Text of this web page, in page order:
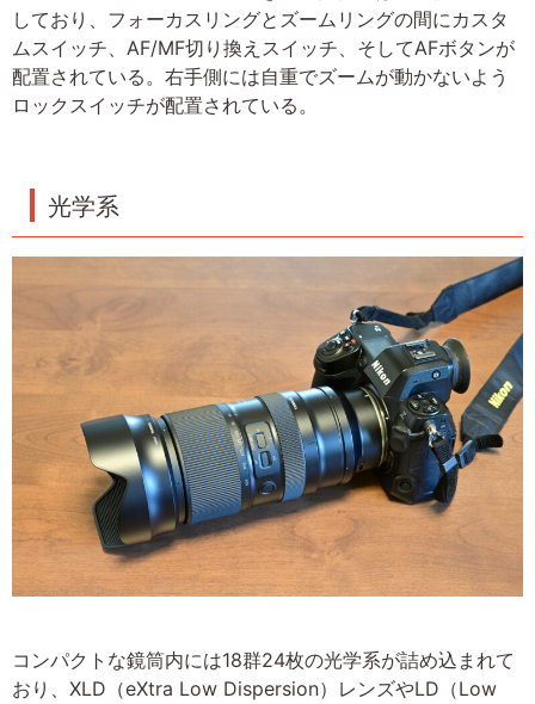
しており、フォーカスリングとズームリングの間にカスタ
ムスイッチ、AF/MF切り換えスイッチ、そしてAFボタンが
配置されている。右手側には自重でズームが動かないよう
ロックスイッチが配置されている。
光学系
コンパクトな鏡筒内には18群24枚の光学系が詰め込まれて
おり、XLD（eXtra Low Dispersion）レンズやLD（Low